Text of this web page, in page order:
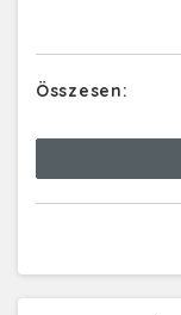
Összesen: